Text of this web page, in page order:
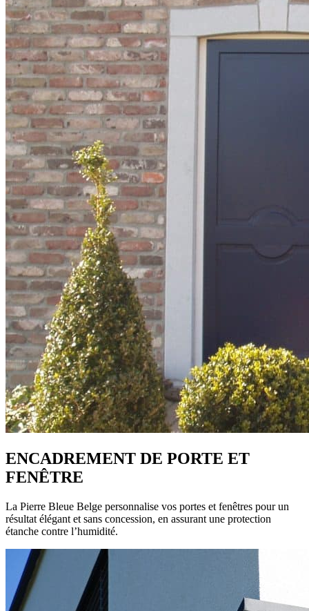
ENCADREMENT DE PORTE ET
FENÊTRE
La Pierre Bleue Belge personnalise vos portes et fenêtres pour un
résultat élégant et sans concession, en assurant une protection
étanche contre l’humidité.